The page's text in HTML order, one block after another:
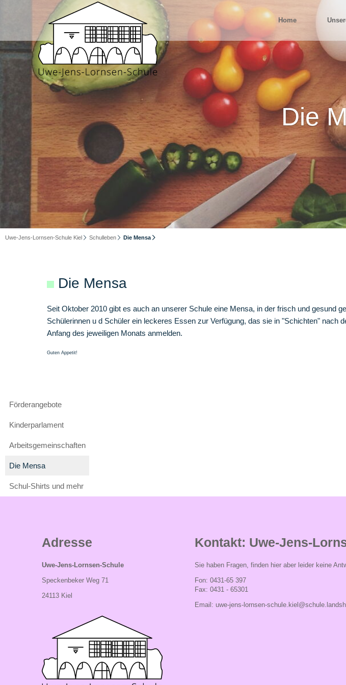
Home
Die
Uwe-Jens-Lornsen-Schule Kiel Schulleben Die Mensa
Die Mensa
Seit Oktober 2010 gibt es auch an unserer Schule eine Mensa, in der frisch und gesund
Schülerinnen u d Schüler ein leckeres Essen zur Verfügung, das sie in "Schichten"
Anfang des jeweiligen Monats anmelden.
Guten Appetit!
Navigation
Förderangebote
Kinderparlament
Arbeitsgemeinschaften
Die Mensa
Schul-Shirts und mehr
Adresse
Uwe-Jens-Lornsen-Schule
Speckenbeker Weg 71
24113 Kiel
Kontakt: Uwe-Jens-
Sie haben Fragen, finden hier aber leider keine
Fon: 0431-65 397
Fax: 0431 - 65301
Email: uwe-jens-lornsen-